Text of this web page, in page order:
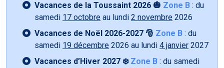
Vacances de la Toussaint 2026 🎃 Zone B : du
samedi 17 octobre au lundi 2 novembre 2026
Vacances de Noël 2026-2027 🎅 Zone B : du
samedi 19 décembre 2026 au lundi 4 janvier 2027
Vacances d’Hiver 2027 ❄️ Zone B : du samedi